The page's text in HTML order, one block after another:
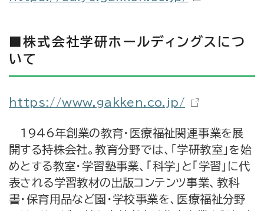
■株式会社学研ホールディングスにつ
いて
https://www.gakken.co.jp/
1946年創業の教育・医療福祉関連事業を展
開する持株会社。教育分野では、「学研教室」を始
めとする教室・学習塾事業、「科学」と「学習」に代
表される学習教材の出版コンテンツ事業、教科
書・保育用品など園・学校事業を、医療福祉分野